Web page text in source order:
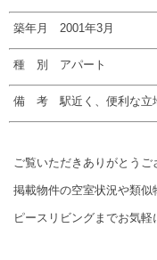
築年月 2001年3月
種 別 アパート
備 考 駅近く、便利な立
ご覧いただきありがとうご
掲載物件の空室状況や類似
ピースリビングまでお気軽